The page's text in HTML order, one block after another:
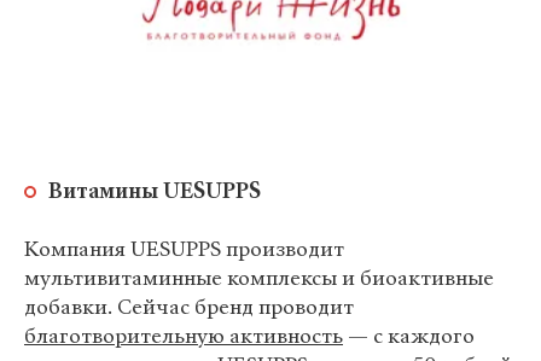
Витамины UESUPPS
Компания UESUPPS производит
мультивитаминные комплексы и биоактивные
добавки. Сейчас бренд проводит
благотворительную активность — с каждого